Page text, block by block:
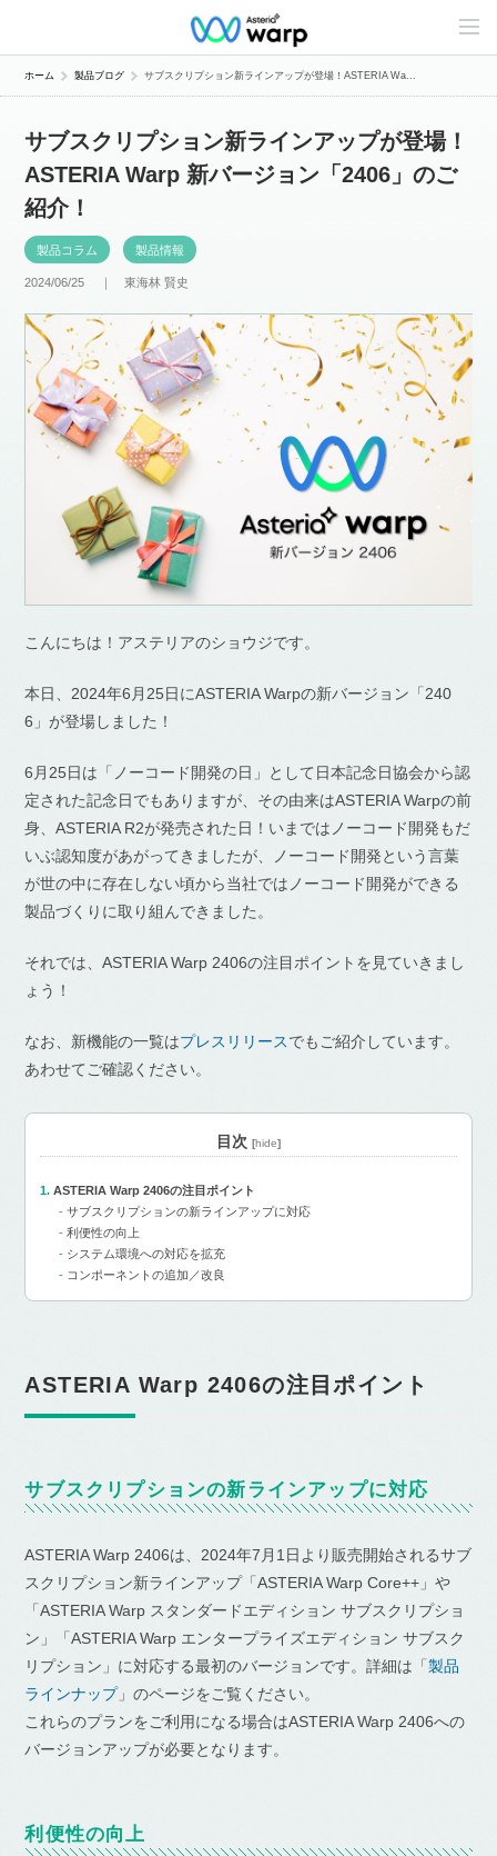
C
n
e
ホーム 製品ブログ サブスクリプション新ラインアップが登場！ASTERIA Wa...
サブスクリプション新ラインアップが登場！
ASTERIA Warp 新バージョン「2406」のご
紹介！
製品コラム 製品情報
2024/06/25 ｜東海林 賢史
こんにちは！アステリアのショウジです。
本日、2024年6月25日にASTERIA Warpの新バージョン「240
6」が登場しました！
6月25日は「ノーコード開発の日」として日本記念日協会から認
定された記念日でもありますが、その由来はASTERIA Warpの前
身、ASTERIA R2が発売された日！いまではノーコード開発もだ
いぶ認知度があがってきましたが、ノーコード開発という言葉
が世の中に存在しない頃から当社ではノーコード開発ができる
製品づくりに取り組んできました。
それでは、ASTERIA Warp 2406の注目ポイントを見ていきまし
ょう！
なお、新機能の一覧はプレスリリースでもご紹介しています。
あわせてご確認ください。
目次 [hide]
ASTERIA Warp 2406の注目ポイント
サブスクリプションの新ラインアップに対応
利便性の向上
システム環境への対応を拡充
コンポーネントの追加／改良
ASTERIA Warp 2406の注目ポイント
サブスクリプションの新ラインアップに対応
ASTERIA Warp 2406は、2024年7月1日より販売開始されるサブ
スクリプション新ラインアップ「ASTERIA Warp Core++」や
「ASTERIA Warp スタンダードエディション サブスクリプショ
ン」「ASTERIA Warp エンタープライズエディション サブスク
リプション」に対応する最初のバージョンです。詳細は「製品
ラインナップ」のページをご覧ください。
これらのプランをご利用になる場合はASTERIA Warp 2406への
バージョンアップが必要となります。
利便性の向上